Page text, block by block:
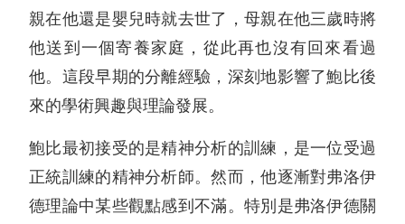
親在他還是嬰兒時就去世了，母親在他三歲時將
他送到一個寄養家庭，從此再也沒有回來看過
他。這段早期的分離經驗，深刻地影響了鮑比後
來的學術興趣與理論發展。
鮑比最初接受的是精神分析的訓練，是一位受過
正統訓練的精神分析師。然而，他逐漸對弗洛伊
德理論中某些觀點感到不滿。特別是弗洛伊德關